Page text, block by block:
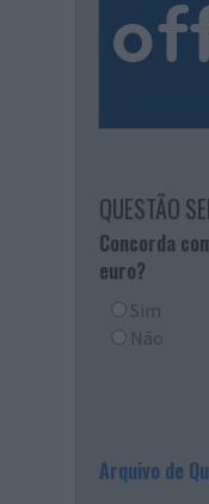
QUESTÃO
Concorda
euro?
Sim
Não
Arquivo de